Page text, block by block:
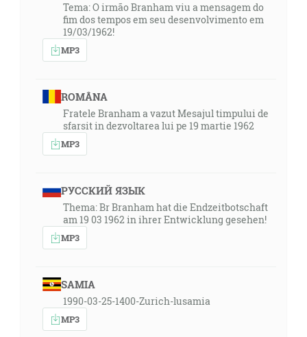
Tema: O irmão Branham viu a mensagem do
fim dos tempos em seu desenvolvimento em
19/03/1962!
MP3
ROMÂNA
Fratele Branham a vazut Mesajul timpului de
sfarsit in dezvoltarea lui pe 19 martie 1962
MP3
РУССКИЙ ЯЗЫК
Thema: Br Branham hat die Endzeitbotschaft
am 19 03 1962 in ihrer Entwicklung gesehen!
MP3
SAMIA
1990-03-25-1400-Zurich-lusamia
MP3